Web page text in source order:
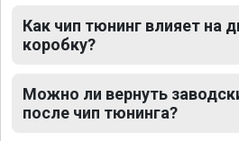
Как чип тюнинг влияет на
коробку?
Можно ли вернуть
после чип тюнинга?